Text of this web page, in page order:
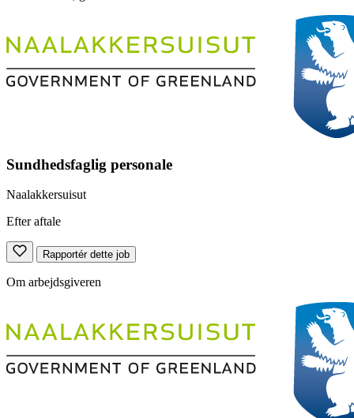
Sundhedsfaglig personale
Naalakkersuisut
Efter aftale
Rapportér dette job
Om arbejdsgiveren